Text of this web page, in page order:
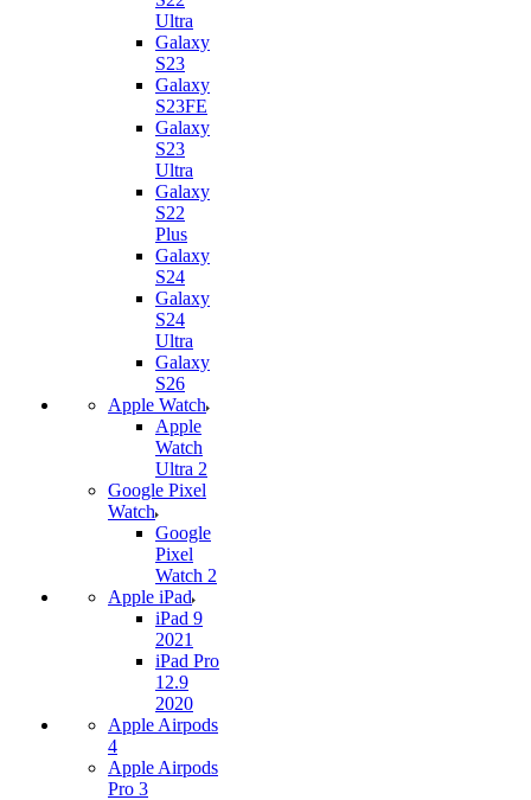
Ultra
Galaxy
S23
Galaxy
S23FE
Galaxy
S23
Ultra
Galaxy
S22
Plus
Galaxy
S24
Galaxy
S24
Ultra
Galaxy
S26
Apple Watch
Apple
Watch
Ultra 2
Google Pixel
Watch
Google
Pixel
Watch 2
Apple iPad
iPad 9
2021
iPad Pro
12.9
2020
Apple Airpods
4
Apple Airpods
Pro 3